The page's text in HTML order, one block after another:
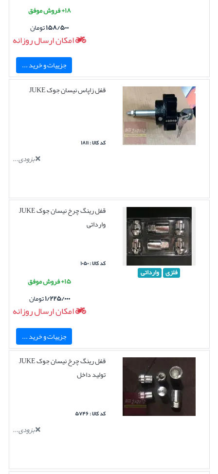
۱۸+ فروش موفق
۱۵۸/۵۰۰تومان
امکان ارسال روزانه
جزییات و خرید ...
قفل زاپاس نیسان جوک JUKE
کد کالا : ۱۸۱۱
بزودی...
فلزی وارداتی
قفل رینگ چرخ نیسان جوک JUKE
وارداتی
کد کالا : ۱۰۵۰
۱۵+ فروش موفق
۱/۲۲۵/۰۰۰تومان
امکان ارسال روزانه
جزییات و خرید ...
قفل رینگ چرخ نیسان جوک JUKE
تولید داخل
کد کالا : ۵۷۴۶
بزودی...